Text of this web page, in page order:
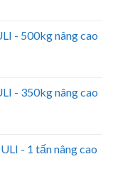
- 500kg nâng cao
- 350kg nâng cao
- 1 tấn nâng cao